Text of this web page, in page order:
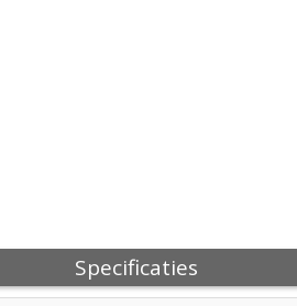
Specificaties